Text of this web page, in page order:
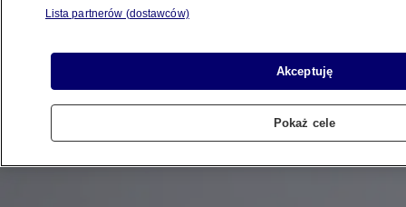
Lista partnerów (dostawców)
Akceptuję
Pokaż cele